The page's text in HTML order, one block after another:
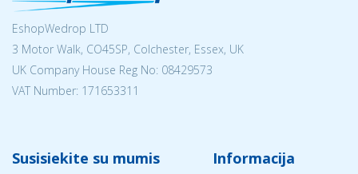
EshopWedrop LTD
3 Motor Walk, CO45SP, Colchester, Essex, UK
UK Company House Reg No: 08429573
VAT Number: 171653311
Susisiekite su mumis Informacija